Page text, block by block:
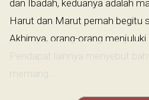
dan Ibadah, keduanya adalah
Harut dan Marut pernah begitu
Akhirnya, orang-orang
Pendapat lainnya menyebut
memang...